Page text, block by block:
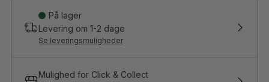
På lager
Levering om1-2 dage
Se leveringsmuligheder
Mulighed for Click & Collect